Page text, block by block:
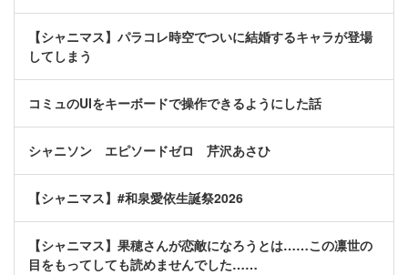
【シャニマス】パラコレ時空でついに結婚するキャラが登場
してしまう
コミュのUIをキーボードで操作できるようにした話
シャニソン エピソードゼロ 芹沢あさひ
【シャニマス】#和泉愛依生誕祭2026
【シャニマス】果穂さんが恋敵になろうとは……この凛世の
目をもってしても読めませんでした……